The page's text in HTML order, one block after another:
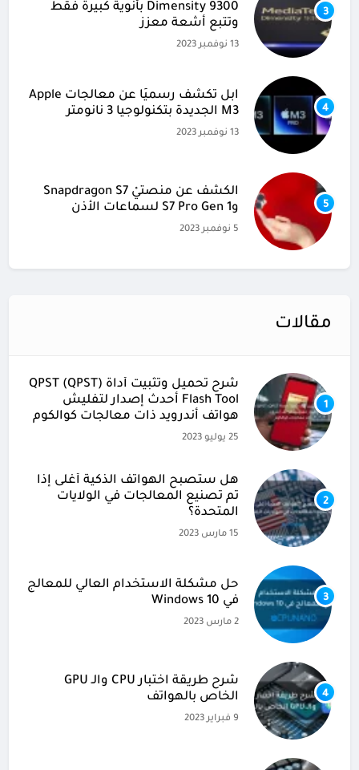
3
Dimensity 9300 بأنوية كبيرة فقط
وتتبع أشعة معزز
13 نوفمبر 2023
4
آبل تكشف رسميًا عن معالجات Apple
M3 الجديدة بتكنولوجيا 3 نانومتر
13 نوفمبر 2023
5
الكشف عن منصتيْ Snapdragon S7
وS7 Pro Gen 1 لسماعات الأذن
مقالات
شرح تحميل وتثبيت أداة (QPST (QPST
Flash Tool أحدث إصدار لتفليش
هواتف أندرويد ذات معالجات كوالكوم
25 يوليو 2023
2
هل ستصبح الهواتف الذكية أغلى إذا
تم تصنيع المعالجات في الولايات
المتحدة؟
15 مارس 2023
3
حل مشكلة الاستخدام العالي للمعالج
في Windows 10
4
شرح طريقة اختبار CPU والـ GPU
الخاص بالهواتف